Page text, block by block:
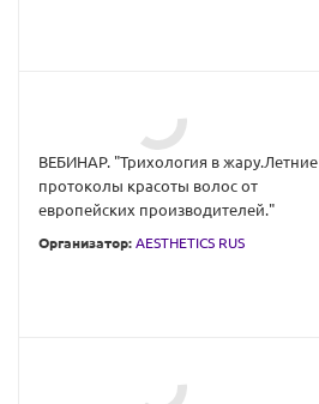
ВЕБИНАР. "Трихология в жару.Летние
протоколы красоты волос от
европейских производителей."
Организатор: AESTHETICS RUS